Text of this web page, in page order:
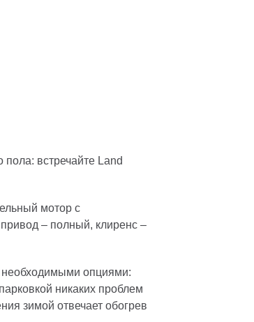
встречайте Land
мотор с
– полный, клиренс –
необходимыми опциями:
никаких проблем
зимой отвечает обогрев